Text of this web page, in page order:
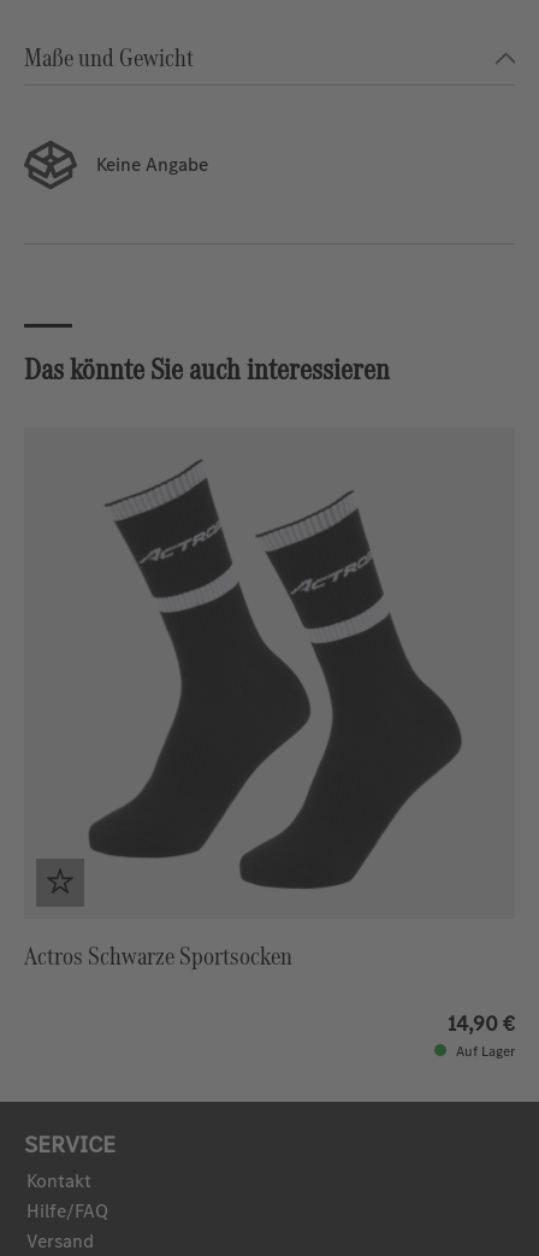
Maße und Gewicht
Keine Angabe
Das könnte Sie auch interessieren
Actros Schwarze Sportsocken
14,90 €
Auf Lager
SERVICE
Kontakt
Hilfe/FAQ
Versand